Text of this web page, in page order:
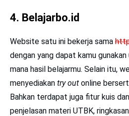
4. Belajarbo.id
Website satu ini bekerja sama
dengan yang dapat kamu
mana hasil belajarmu. Selain itu,
menyediakan try out online
Bahkan terdapat juga fitur kuis
penjelasan materi UTBK,